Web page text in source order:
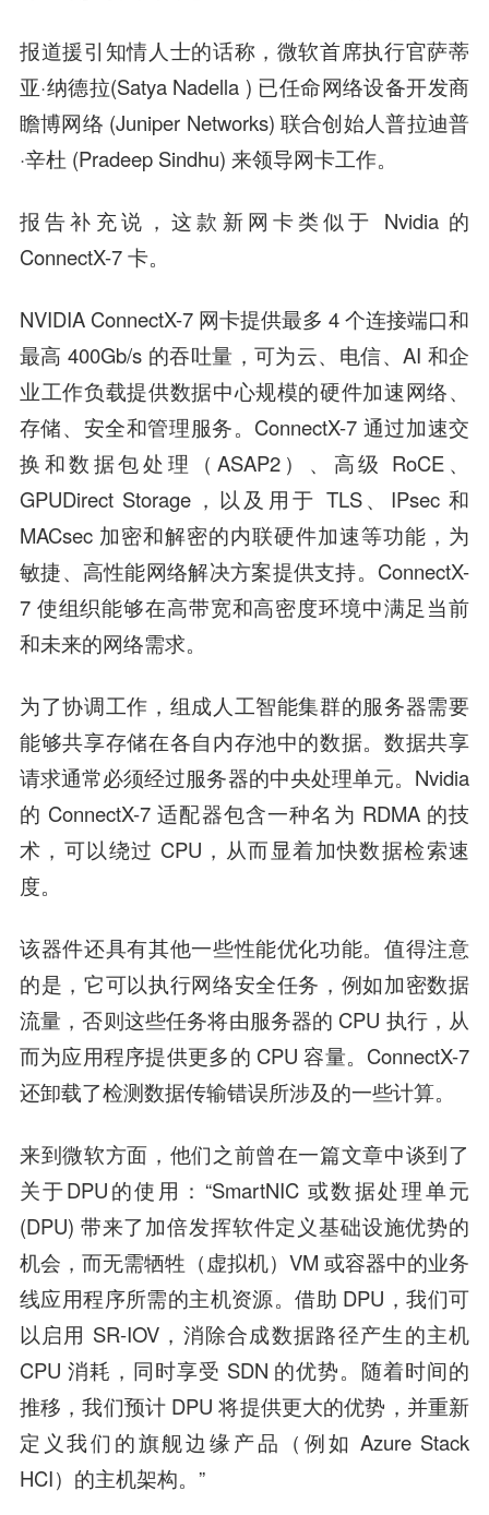
报道援引知情人士的话称，微软首席执行官萨蒂
亚·纳德拉(Satya Nadella ) 已任命网络设备开发商
瞻博网络 (Juniper Networks) 联合创始人普拉迪普
·辛杜 (Pradeep Sindhu) 来领导网卡工作。
报告补充说，这款新网卡类似于 Nvidia 的
ConnectX-7 卡。
NVIDIA ConnectX-7 网卡提供最多 4 个连接端口和
最高 400Gb/s 的吞吐量，可为云、电信、AI 和企
业工作负载提供数据中心规模的硬件加速网络、
存储、安全和管理服务。ConnectX-7 通过加速交
换和数据包处理（ASAP2）、高级 RoCE、
GPUDirect Storage，以及用于 TLS、IPsec 和
MACsec 加密和解密的内联硬件加速等功能，为
敏捷、高性能网络解决方案提供支持。ConnectX-
7 使组织能够在高带宽和高密度环境中满足当前
和未来的网络需求。
为了协调工作，组成人工智能集群的服务器需要
能够共享存储在各自内存池中的数据。数据共享
请求通常必须经过服务器的中央处理单元。Nvidia
的 ConnectX-7 适配器包含一种名为 RDMA 的技
术，可以绕过 CPU，从而显着加快数据检索速
度。
该器件还具有其他一些性能优化功能。值得注意
的是，它可以执行网络安全任务，例如加密数据
流量，否则这些任务将由服务器的 CPU 执行，从
而为应用程序提供更多的 CPU 容量。ConnectX-7
还卸载了检测数据传输错误所涉及的一些计算。
来到微软方面，他们之前曾在一篇文章中谈到了
关于DPU的使用：“SmartNIC 或数据处理单元
(DPU) 带来了加倍发挥软件定义基础设施优势的
机会，而无需牺牲（虚拟机）VM 或容器中的业务
线应用程序所需的主机资源。借助 DPU，我们可
以启用 SR-IOV，消除合成数据路径产生的主机
CPU 消耗，同时享受 SDN 的优势。随着时间的
推移，我们预计 DPU 将提供更大的优势，并重新
定义我们的旗舰边缘产品（例如 Azure Stack
HCI）的主机架构。”